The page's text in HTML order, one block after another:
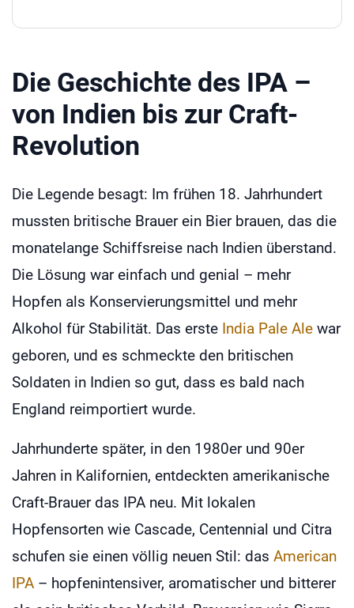
Die Geschichte des IPA –
von Indien bis zur Craft-
Revolution
Die Legende besagt: Im frühen 18. Jahrhundert
mussten britische Brauer ein Bier brauen, das die
monatelange Schiffsreise nach Indien überstand.
Die Lösung war einfach und genial – mehr
Hopfen als Konservierungsmittel und mehr
Alkohol für Stabilität. Das erste India Pale Ale war
geboren, und es schmeckte den britischen
Soldaten in Indien so gut, dass es bald nach
England reimportiert wurde.
Jahrhunderte später, in den 1980er und 90er
Jahren in Kalifornien, entdeckten amerikanische
Craft-Brauer das IPA neu. Mit lokalen
Hopfensorten wie Cascade, Centennial und Citra
schufen sie einen völlig neuen Stil: das American
IPA – hopfenintensiver, aromatischer und bitterer